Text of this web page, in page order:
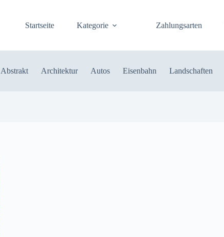
Startseite Kategorie Zahlungsarten
Abstrakt Architektur Autos Eisenbahn Landschaften